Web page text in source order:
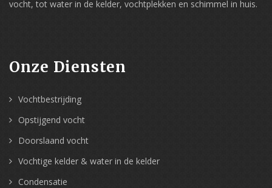
vocht, tot water in de kelder, vochtplekken en schimmel in huis.
Onze Diensten
Vochtbestrijding
Opstijgend vocht
Doorslaand vocht
Vochtige kelder & water in de kelder
Condensatie